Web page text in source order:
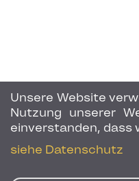
Unsere Website
Nutzung unserer
einverstanden, dass
siehe Datenschutz